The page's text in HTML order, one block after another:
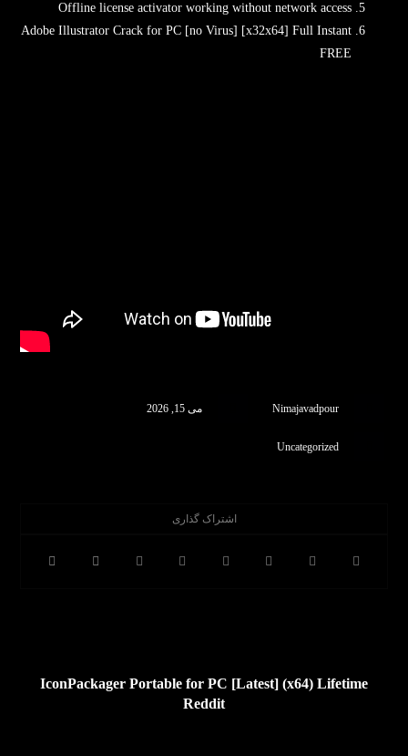
Offline license activator working without network access
Adobe Illustrator Crack for PC [no Virus] [x32x64] Full Instant
FREE
Nimajavadpour می 15, 2026
Uncategorized
IconPackager Portable for PC [Latest] (x64) Lifetime
Reddit